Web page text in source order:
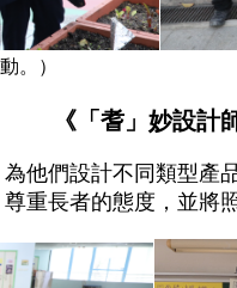
。）
《「耆」妙設計
他們設計不同類型產
重長者的態度，並將